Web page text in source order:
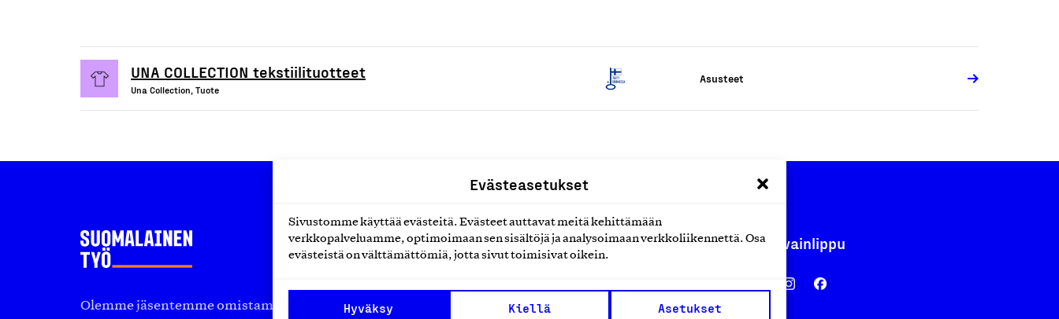
Evästeasetukset
Sivustomme käyttää evästeitä. Evästeet auttavat meitä kehittämään
verkkopalveluamme, optimoimaan sen sisältöjä ja analysoimaan verkkoliikennettä. Osa
evästeistä on välttämättömiä, jotta sivut toimisivat oikein.
Hyväksy Kiellä Asetukset
UNA COLLECTION tekstiilituotteet
Una Collection, Tuote
Asusteet
Olemme jäsentemme omistama puolueeton, työmarkkinajärjestöistä
Suomalainen työ ry
00130 Helsinki
Avainlippu